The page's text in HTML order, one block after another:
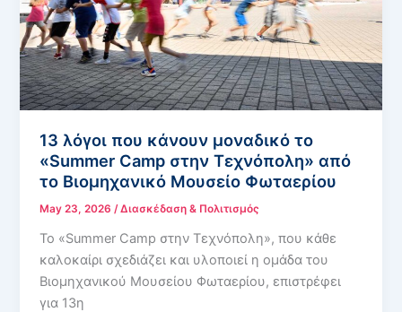
13 λόγοι που κάνουν μοναδικό το
«Summer Camp στην Τεχνόπολη» από
το Βιομηχανικό Μουσείο Φωταερίου
May 23, 2026/Διασκέδαση & Πολιτισμός
Το «Summer Camp στην Τεχνόπολη», που κάθε
καλοκαίρι σχεδιάζει και υλοποιεί η ομάδα του
Βιομηχανικού Μουσείου Φωταερίου, επιστρέφει
για 13η